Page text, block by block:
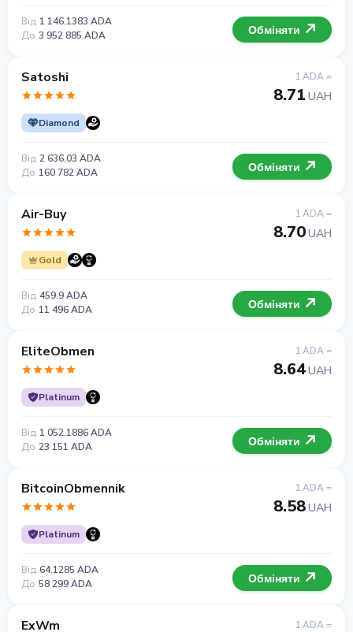
Від 1 146.1383 ADA
До 3 952 885 ADA Обміняти
Satoshi
Diamond
1 ADA =
8.71 UAH
Від 2 636.03 ADA
До 160 782 ADA Обміняти
Air-Buy
Gold
1 ADA =
8.70UAH
Від 459.9 ADA
До 11 496 ADA Обміняти
EliteObmen
Platinum
1 ADA =
8.64UAH
Від 1 052.1886 ADA
До 23 151 ADA Обміняти
BitcoinObmennik
Platinum
1 ADA =
8.58UAH
Від 64.1285 ADA
До 58 299 ADA Обміняти
ExWm 1 ADA =